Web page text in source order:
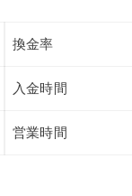
換金率
入金時間
営業時間